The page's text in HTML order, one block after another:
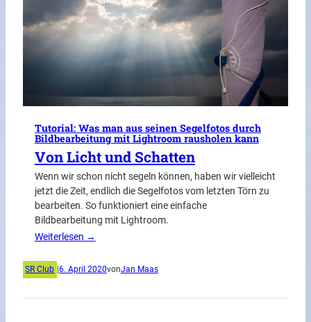
Tutorial: Was man aus seinen Segelfotos durch
Bildbearbeitung mit Lightroom rausholen kann
Von Licht und Schatten
Wenn wir schon nicht segeln können, haben wir vielleicht
jetzt die Zeit, endlich die Segelfotos vom letzten Törn zu
bearbeiten. So funktioniert eine einfache
Bildbearbeitung mit Lightroom.
Weiterlesen →
SR Club 6. April 2020vonJan Maas